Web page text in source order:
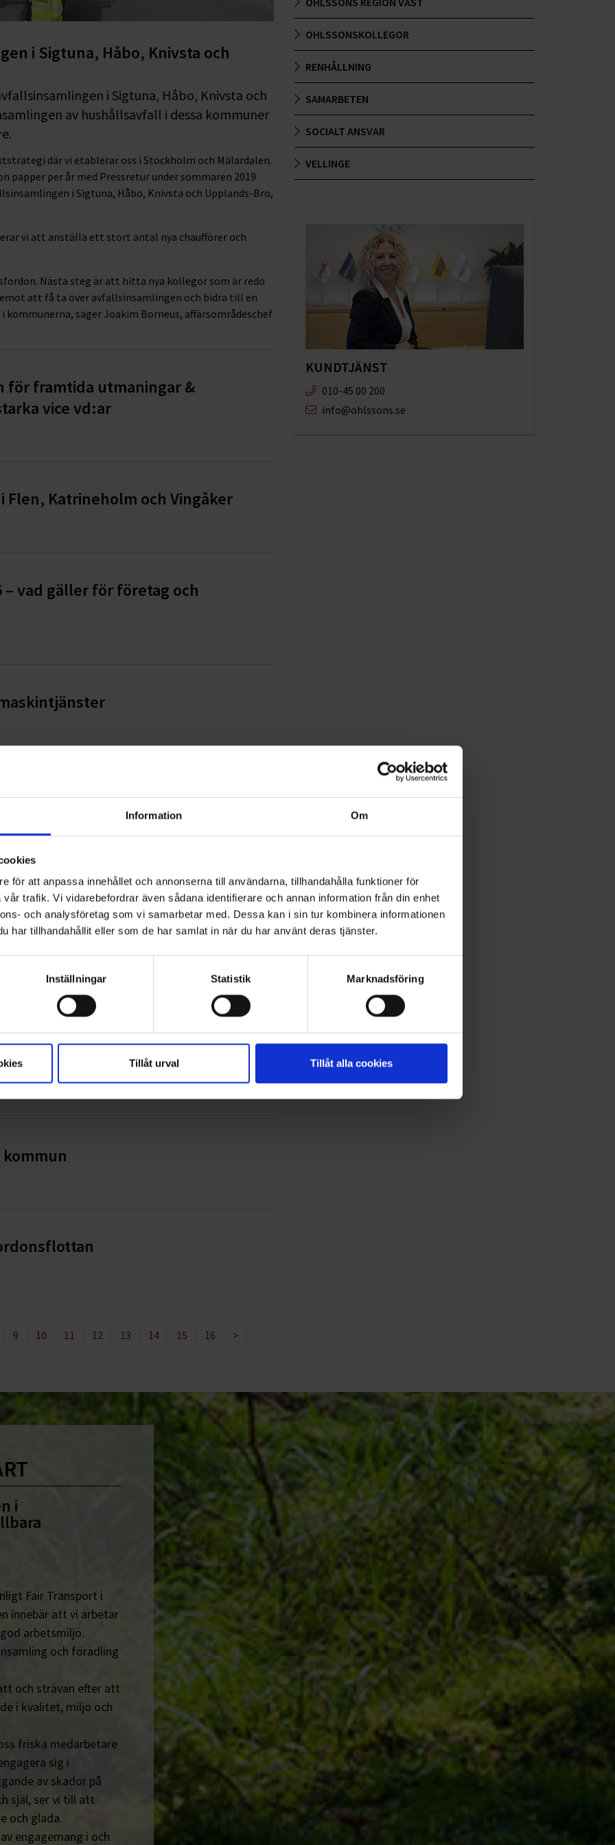
Information Om
för att anpassa innehållet och annonserna till användarna, tillhandahålla funktioner för
trafik. Vi vidarebefordrar även sådana identifierare och annan information från din enhet
och analysföretag som vi samarbetar med. Dessa kan i sin tur kombinera informationen
har tillhandahållit eller som de har samlat in när du har använt deras tjänster.
Inställningar Statistik Marknadsföring
Tillåt urval Tillåt alla cookies
i Sigtuna, Håbo, Knivsta och
i Sigtuna, Håbo, Knivsta och
av hushållsavfall i dessa kommuner
där vi etablerar oss i Stockholm och Mälardalen.
papper per år med Pressretur under sommaren 2019
i Sigtuna, Håbo, Knivsta och Upplands-Bro,
vi att anställa ett stort antal nya chaufförer och
Nästa steg är att hitta nya kollegor som är redo
att få ta över avfallsinsamlingen och bidra till en
säger Joakim Borneus, affärsområdeschef
för framtida utmaningar &
vice vd:ar
Flen, Katrineholm och Vingåker
vad gäller för företag och
mot barncancer
AB
bästa avfallskommun
2026
9 10 11 12 13 14 15 16 >
OHLSSONSKOLLEGOR
RENHÅLLNING
SAMARBETEN
SOCIALT ANSVAR
VELLINGE
KUNDTJÄNST
010-45 00 200​
info@ohlssons.se
i
Fair Transport i
innebär att vi arbetar
arbetsmiljö.
och förädling
och strävan efter att
i kvalitet, miljö och
friska medarbetare
sig i
av skador på
själ, ser vi till att
och glada.
engagemang i och